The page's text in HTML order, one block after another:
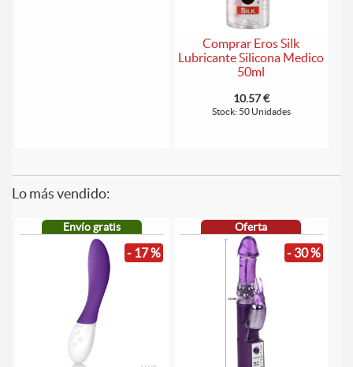
Comprar Eros Silk
Lubricante Silicona Medico
50ml
10.57 €
Stock: 50 Unidades
Lo más vendido:
Envío gratis
- 17 %
Oferta
- 30 %